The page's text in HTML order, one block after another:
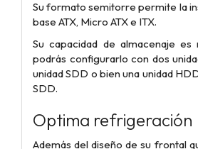
Su formato semitorre permite la
base ATX, Micro ATX e ITX.
Su capacidad de almacenaje es
podrás configurarlo con dos
unidad SDD o bien una unidad
SDD.
Optima refrigeración
Además del diseño de su frontal